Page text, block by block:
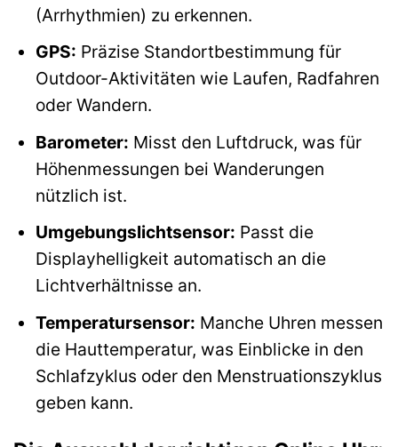
(Arrhythmien) zu erkennen.
GPS: Präzise Standortbestimmung für
Outdoor-Aktivitäten wie Laufen, Radfahren
oder Wandern.
Barometer: Misst den Luftdruck, was für
Höhenmessungen bei Wanderungen
nützlich ist.
Umgebungslichtsensor: Passt die
Displayhelligkeit automatisch an die
Lichtverhältnisse an.
Temperatursensor: Manche Uhren messen
die Hauttemperatur, was Einblicke in den
Schlafzyklus oder den Menstruationszyklus
geben kann.